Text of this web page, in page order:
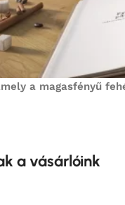
a magasfényű
a vásárlóink